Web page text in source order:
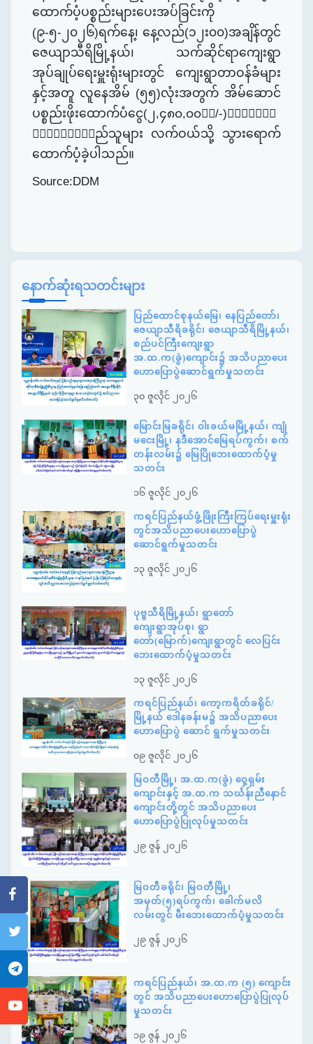
ထောက်ပံ့ပစ္စည်းများပေးအပ်ခြင်းကို
(၉-၅-၂၀၂၆)ရက်နေ့၊ နေ့လည်(၁၂း၀၀)အချိန်တွင်
ဇေယျာသီရိမြို့နယ်၊ သက်ဆိုင်ရာကျေးရွာ
အုပ်ချုပ်‌ရေးမှူးရုံးများတွင် ကျေးရွာတာဝန်ခံများ
နှင့်အတူ လူနေအိမ် (၅၅)လုံးအတွက် အိမ်ဆောင်
ပစ္စည်းဖိုးထောက်ပံငွေ( ၂,၄၈၀,၀၀၀ိ/-)တို့အား
ဘေးသင့်ပြည်သူများ လက်ဝယ်သို့
သွားရောက်
ထောက်ပံ့ခဲ့ပါသည်။
Source:DDM
နောက်ဆုံးရသတင်းများ
ပြည်ထောင်စုနယ်မြေ၊ နေပြည်တော်၊
ဇေယျာသီရိခရိုင်၊ ဇေယျာသီရိမြို့နယ်၊
စည်ပင်ကြီးကျေးရွာ
အ.ထ.က(ခွဲ)ကျောင်း၌ အသိပညာပေး
ဟောပြောပွဲဆောင်ရွက်မှုသတင်း
၃၀ ဇူလိုင် ၂၀၂၆
မြောင်းမြခရိုင်၊ ဝါးခယ်မမြို့နယ်၊ ကျုံ
မငေးမြို့၊ နဒီအောင်မြေရပ်ကွက်၊ စက်
တန်းလမ်း၌ မြေပြိုဘေးထောက်ပံ့မှု
သတင်း
၁၆ ဇူလိုင် ၂၀၂၆
ကရင်ပြည်နယ်ဖွံ့ဖြိုးကြီးကြပ်ရေးမှူးရုံး
တွင်အသိပညာပေးဟောပြောပွဲ
ဆောင်ရွက်မှုသတင်း
၁၃ ဇူလိုင် ၂၀၂၆
ပုဗ္ဗသီရိမြို့နယ်၊ ရွာတော်
ကျေးရွာအုပ်စု၊ ရွာ
တော်(မြောက်)ကျေးရွာတွင် လေပြင်း
ဘေးထောက်ပံ့မှုသတင်း
၁၃ ဇူလိုင် ၂၀၂၆
ကရင်ပြည်နယ်၊ ကော့ကရိတ်ခရိုင်/
မြို့နယ် ဒေါနခန်းမ၌ အသိပညာပေး
ဟောပြောပွဲ ဆောင် ရွက်မှုသတင်း
၀၉ ဇူလိုင် ၂၀၂၆
မြဝတီမြို့၊ အ.ထ.က(ခွဲ) ဝှေ့ရှမ်း
ကျောင်းနှင့် အ.ထ.က သင်္ဃန်းညီနောင်
ကျောင်းတို့တွင် အသိပညာပေး
ဟောပြောပွဲပြုလုပ်မှုသတင်း
၂၉ ဇွန် ၂၀၂၆
မြဝတီခရိုင်၊ မြဝတီမြို့၊
အမှတ်(၅)ရပ်ကွက်၊ ခေါက်မလိ
လမ်းတွင် မီးဘေးထောက်ပံ့မှုသတင်း
၂၉ ဇွန် ၂၀၂၆
ကရင်ပြည်နယ်၊ အ.ထ.က (၅) ကျောင်း
တွင် အသိပညာပေးဟောပြောပွဲပြုလုပ်
မှုသတင်း
၁၉ ဇွန် ၂၀၂၆